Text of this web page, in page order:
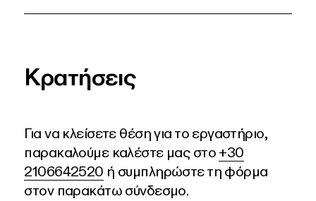
Κρατήσεις
Για να κλείσετε θέση για το εργαστήριο,
παρακαλούμε καλέστε μας στο+30
2106642520 ή συμπληρώστε τη φόρμα
στον παρακάτω σύνδεσμο.